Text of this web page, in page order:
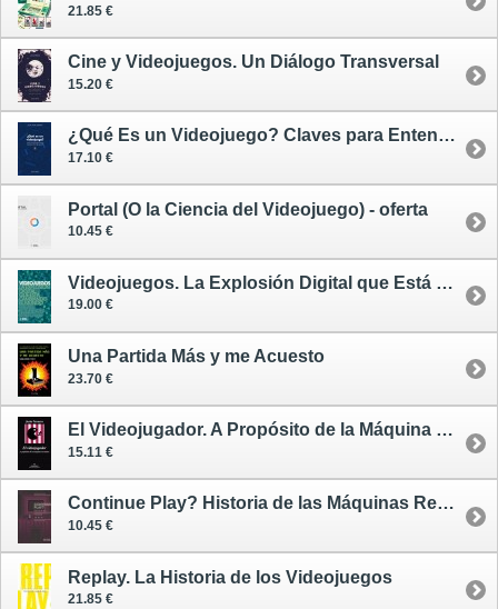
21.85 €
Cine y Videojuegos. Un Diálogo Transversal
15.20 €
¿Qué Es un Videojuego? Claves para Entender el Mayor Fenómeno Cultural del Siglo XXI
17.10 €
Portal (O la Ciencia del Videojuego) - oferta
10.45 €
Videojuegos. La Explosión Digital que Está Cambiando el Mundo
19.00 €
Una Partida Más y me Acuesto
23.70 €
El Videojugador. A Propósito de la Máquina Recreativa
15.11 €
Continue Play? Historia de las Máquinas Recreativas Españolas - oferta
10.45 €
Replay. La Historia de los Videojuegos
21.85 €